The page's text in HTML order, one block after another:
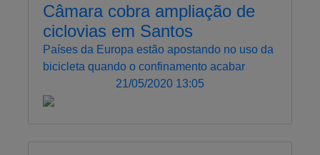
Câmara cobra ampliação de
ciclovias em Santos
Países da Europa estão apostando no uso da
bicicleta quando o confinamento acabar
21/05/2020 13:05